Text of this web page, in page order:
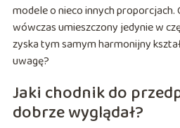
modele o nieco innych proporcjach.
wówczas umieszczony jedynie w
zyska tym samym harmonijny
uwagę?
Jaki chodnik do
dobrze wyglądał?